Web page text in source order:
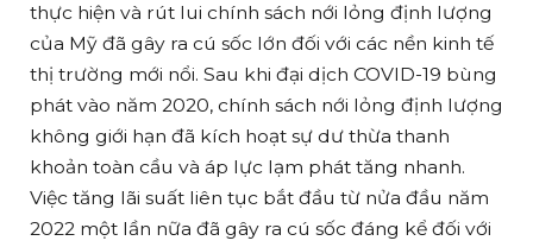
thực hiện và rút lui chính sách nới lỏng định lượng
của Mỹ đã gây ra cú sốc lớn đối với các nền kinh tế
thị trường mới nổi. Sau khi đại dịch COVID-19 bùng
phát vào năm 2020, chính sách nới lỏng định lượng
không giới hạn đã kích hoạt sự dư thừa thanh
khoản toàn cầu và áp lực lạm phát tăng nhanh.
Việc tăng lãi suất liên tục bắt đầu từ nửa đầu năm
2022 một lần nữa đã gây ra cú sốc đáng kể đối với